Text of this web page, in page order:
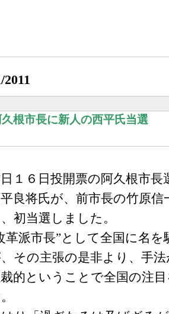
2011
久根市長に新人の西平氏当選
１６日投開票の阿久根市
良将氏が、前市長の竹原
初当選しました。
革派市長”として全国に名
その主張の是非より、手
的ということで全国の注